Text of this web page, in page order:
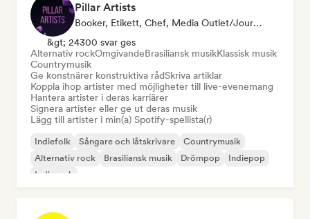
Pillar Artists
Booker, Etikett, Chef, Media Outlet/Journalist, Mentor, Curator För Spellistor
&gt; 24300 svar ges
Alternativ rockOmgivandeBrasiliansk musikKlassisk musik
Countrymusik
Ge konstnärer konstruktiva rådSkriva artiklar
Koppla ihop artister med möjligheter till live-evenemang
Hantera artister i deras karriärer
Signera artister eller ge ut deras musik
Lägg till artister i min(a) Spotify-spellista(r)
Indiefolk Sångare och låtskrivare
Countrymusik
Alternativ rock
Brasiliansk musik Drömpop
Indiepop
Indierock